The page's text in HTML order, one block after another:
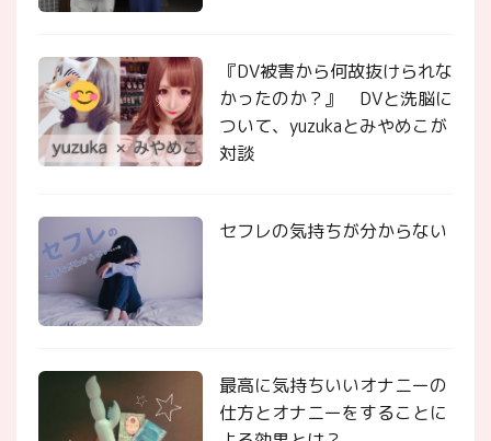
『DV被害から何故抜けられな
かったのか？』 DVと洗脳に
ついて、yuzukaとみやめこが
対談
セフレの気持ちが分からない
最高に気持ちいいオナニーの
仕方とオナニーをすることに